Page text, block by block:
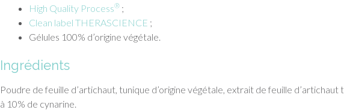
High Quality Process® ;
Clean label THERASCIENCE ;
Gélules 100% d’origine végétale.
Ingrédients
Poudre de feuille d’artichaut, tunique d’origine végétale, extrait de feuille d’artichaut
à 10% de cynarine.